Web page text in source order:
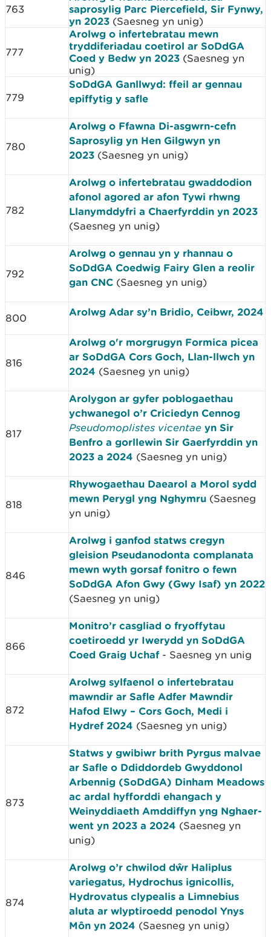
763
saprosylig Parc Piercefield, Sir Fynwy,
yn 2023 (Saesneg yn unig)
777
Arolwg o infertebratau mewn
tryddiferiadau coetirol ar SoDdGA
Coed y Bedw yn 2023 (Saesneg yn
unig)
779
SoDdGA Ganllwyd: ffeil ar gennau
epiffytig y safle
780
Arolwg o Ffawna Di-asgwrn-cefn
Saprosylig yn Hen Gilgwyn yn
2023 (Saesneg yn unig)
782
Arolwg o infertebratau gwaddodion
afonol agored ar afon Tywi rhwng
Llanymddyfri a Chaerfyrddin yn 2023
(Saesneg yn unig)
792
Arolwg o gennau yn y rhannau o
SoDdGA Coedwig Fairy Glen a reolir
gan CNC (Saesneg yn unig)
800
Arolwg Adar sy’n Bridio, Ceibwr, 2024
816
Arolwg o'r morgrugyn Formica picea
ar SoDdGA Cors Goch, Llan-llwch yn
2024 (Saesneg yn unig)
817
Arolygon ar gyfer poblogaethau
ychwanegol o’r Criciedyn Cennog
Pseudomoplistes vicentae yn Sir
Benfro a gorllewin Sir Gaerfyrddin yn
2023 a 2024 (Saesneg yn unig)
818
Rhywogaethau Daearol a Morol sydd
mewn Perygl yng Nghymru (Saesneg
yn unig)
846
Arolwg i ganfod statws cregyn
gleision Pseudanodonta complanata
mewn wyth gorsaf fonitro o fewn
SoDdGA Afon Gwy (Gwy Isaf) yn 2022
(Saesneg yn unig)
866
Monitro’r casgliad o fryoffytau
coetiroedd yr Iwerydd yn SoDdGA
Coed Graig Uchaf- Saesneg yn unig
872
Arolwg sylfaenol o infertebratau
mawndir ar Safle Adfer Mawndir
Hafod Elwy – Cors Goch, Medi i
Hydref 2024 (Saesneg yn unig)
873
Statws y gwibiwr brith Pyrgus malvae
ar Safle o Ddiddordeb Gwyddonol
Arbennig (SoDdGA) Dinham Meadows
ac ardal hyfforddi ehangach y
Weinyddiaeth Amddiffyn yng Nghaer-
went yn 2023 a 2024 (Saesneg yn
unig)
874
Arolwg o’r chwilod dŵr Haliplus
variegatus, Hydrochus ignicollis,
Hydrovatus clypealis a Limnebius
aluta ar wlyptiroedd penodol Ynys
Môn yn 2024 (Saesneg yn unig)